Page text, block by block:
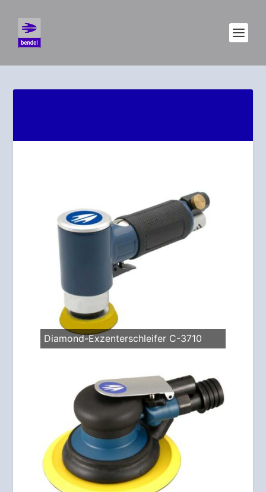
Diamond-Exzenterschleifer C-3710